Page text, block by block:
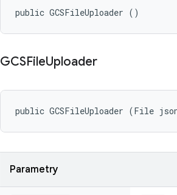
public GCSFileUploader ()
GCSFileUploader
public GCSFileUploader (File
Parametry